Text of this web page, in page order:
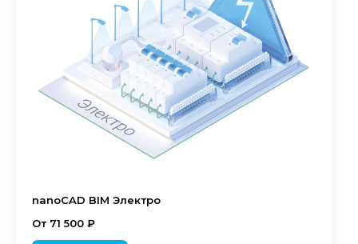
nanoCAD BIM Электро
От 71 500 ₽